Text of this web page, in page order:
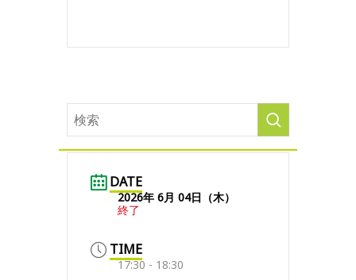
DATE
2026年 6月 04日（木）
終了
TIME
17:30 - 18:30